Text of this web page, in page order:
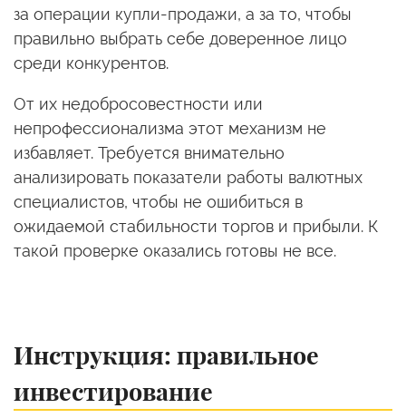
за операции купли-продажи, а за то, чтобы
правильно выбрать себе доверенное лицо
среди конкурентов.
От их недобросовестности или
непрофессионализма этот механизм не
избавляет. Требуется внимательно
анализировать показатели работы валютных
специалистов, чтобы не ошибиться в
ожидаемой стабильности торгов и прибыли. К
такой проверке оказались готовы не все.
Инструкция: правильное
инвестирование